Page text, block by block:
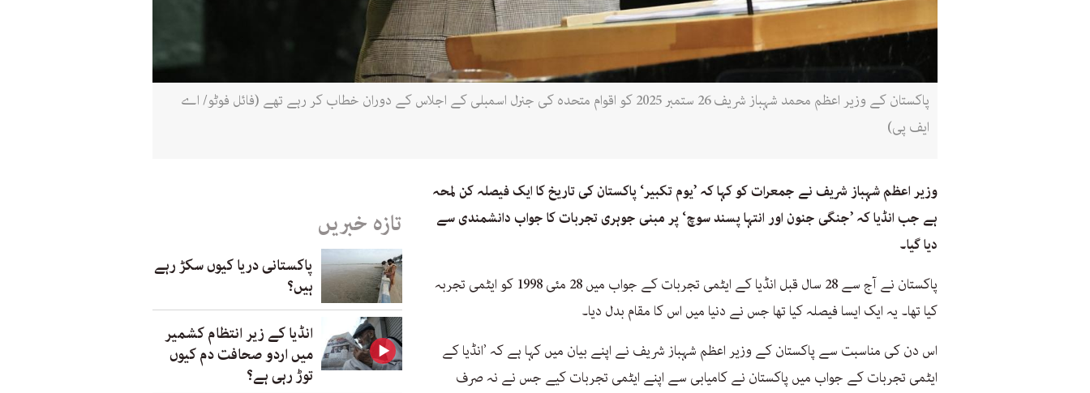
پاکستان کے وزیر اعظم محمد شہباز شریف 26 ستمبر 2025 کو اقوام متحدہ کی جنرل اسمبلی کے اجلاس کے دوران خطاب کر رہے تھے (فائل فوٹو/ اے
ایف پی)
وزیر اعظم شہباز شریف نے جمعرات کو کہا کہ ’یوم تکبیر‘ پاکستان کی تاریخ کا ایک فیصلہ کن لمحہ
ہے جب انڈیا کہ ’جنگی جنون اور انتہا پسند سوچ‘ پر مبنی جوہری تجربات کا جواب دانشمندی سے
دیا گیا۔
پاکستان نے آج سے 28 سال قبل انڈیا کے ایٹمی تجربات کے جواب میں 28 مئی 1998 کو ایٹمی تجربہ
کیا تھا۔ یہ ایک ایسا فیصلہ کیا تھا جس نے دنیا میں اس کا مقام بدل دیا۔
اس دن کی مناسبت سے پاکستان کے وزیر اعظم شہباز شریف نے اپنے بیان میں کہا ہے کہ ’انڈیا کے
ایٹمی تجربات کے جواب میں پاکستان نے کامیابی سے اپنے ایٹمی تجربات کیے جس نے نہ صرف
تازہ خبریں
پاکستانی دریا کیوں سکڑ رہے
ہیں؟
انڈیا کے زیر انتظام کشمیر
میں اردو صحافت دم کیوں
توڑ رہی ہے؟